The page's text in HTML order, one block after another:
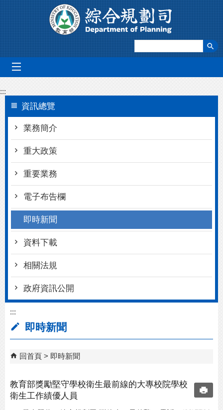
跳到主要內容區塊
:::
資訊總覽
業務簡介
重大政策
重要業務
電子布告欄
即時新聞
資料下載
相關法規
政府資訊公開
:::
即時新聞
回首頁 即時新聞
教育部獎勵堅守學校衛生最前線的大專校院學校
衛生工作績優人員